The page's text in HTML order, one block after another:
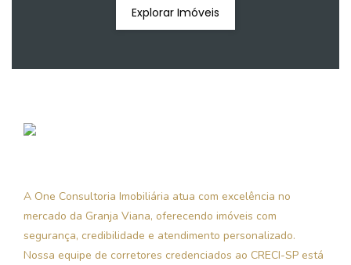
Explorar Imóveis
A One Consultoria Imobiliária atua com excelência no
mercado da Granja Viana, oferecendo imóveis com
segurança, credibilidade e atendimento personalizado.
Nossa equipe de corretores credenciados ao CRECI-SP está